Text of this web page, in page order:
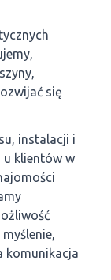
się
instalacji i
u klientów w
komunikacja